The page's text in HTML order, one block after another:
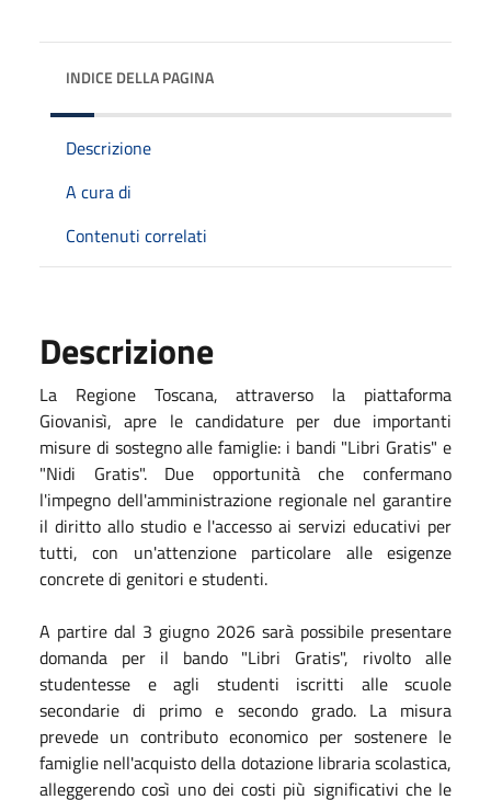
INDICE DELLA PAGINA
Descrizione
A cura di
Contenuti correlati
Descrizione
La Regione Toscana, attraverso la piattaforma
Giovanisì, apre le candidature per due importanti
misure di sostegno alle famiglie: i bandi "Libri Gratis" e
"Nidi Gratis". Due opportunità che confermano
l'impegno dell'amministrazione regionale nel garantire
il diritto allo studio e l'accesso ai servizi educativi per
tutti, con un'attenzione particolare alle esigenze
concrete di genitori e studenti.
A partire dal 3 giugno 2026 sarà possibile presentare
domanda per il bando "Libri Gratis", rivolto alle
studentesse e agli studenti iscritti alle scuole
secondarie di primo e secondo grado. La misura
prevede un contributo economico per sostenere le
famiglie nell'acquisto della dotazione libraria scolastica,
alleggerendo così uno dei costi più significativi che le